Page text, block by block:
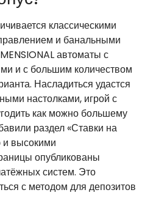
классическими
и банальными
автоматы с
и с большим количеством
Насладиться удастся
настолками, игрой с
как можно большему
раздел «Ставки на
и высокими
опубликованы
систем. Это
с методом для депозитов